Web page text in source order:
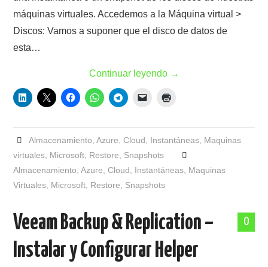
máquinas virtuales. Accedemos a la Máquina virtual >
Discos: Vamos a suponer que el disco de datos de
esta…
Continuar leyendo →
Almacenamiento Azure Cloud Instantáneas, Maquinas
virtuales Microsoft Restore
Snapshots
Almacenamiento ,Azure ,Cloud Instantáneas Maquinas
Virtuales Microsoft Restore Snapshots
0
Veeam Backup & Replication –
Instalar y Configurar Helper